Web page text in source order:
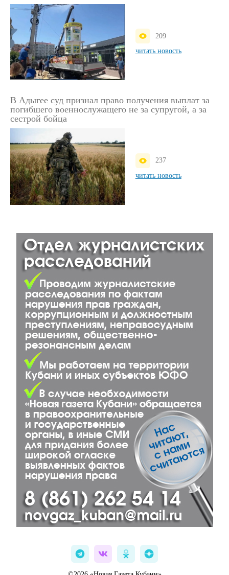
209
читать новость
В Адыгее суд признал право получения выплат за
погибшего военнослужащего не за супругой, а за
сестрой бойца
237
читать новость